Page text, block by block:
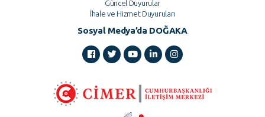
Güncel Duyurular
İhale ve Hizmet Duyuruları
Sosyal Medya’da DOĞAKA